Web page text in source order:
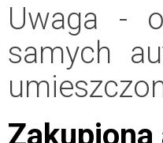
Uwaga -
samych